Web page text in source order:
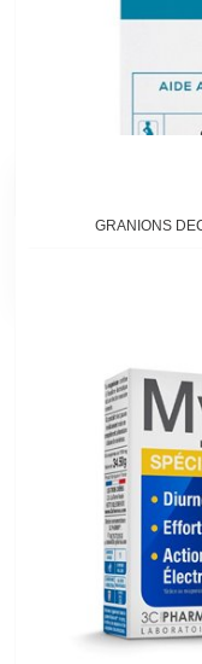
GRANIONS